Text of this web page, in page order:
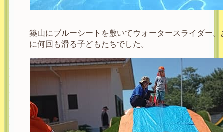
築山にブルーシートを敷いてウォータースライダー
に何回も滑る子どもたちでした。